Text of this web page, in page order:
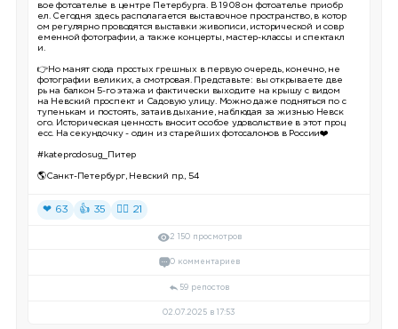
вое фотоателье в центре Петербурга. В 1908 он фотоателье приобр
ел. Сегодня здесь располагается выставочное пространство, в котор
ом регулярно проводятся выставки живописи, исторической и совр
еменной фотографии, а также концерты, мастер-классы и спектакл
и.
👉Но манят сюда простых грешных в первую очередь, конечно, не
фотографии великих, а смотровая. Представьте: вы открываете две
рь на балкон 5-го этажа и фактически выходите на крышу с видом
на Невский проспект и Садовую улицу. Можно даже подняться по с
тупенькам и постоять, затаив дыхание, наблюдая за жизнью Невск
ого. Историческая ценность вносит особое удовольствие в этот проц
есс. На секундочку - один из старейших фотосалонов в России❤️
#kateprodosug_Питер
🌎Санкт-Петербург, Невский пр., 54
❤ 63 👍 35 ❤‍🔥 21
2 150 просмотров
0 комментариев
59 репостов
02.07.2025 в 17:53